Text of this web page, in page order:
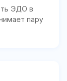
ЭДО в
пару